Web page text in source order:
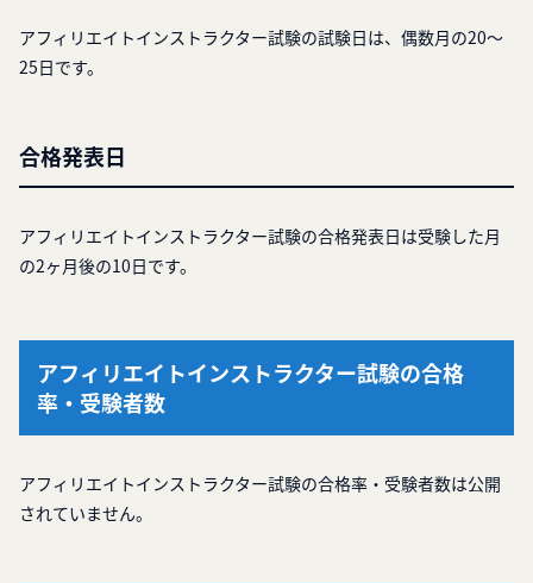
アフィリエイトインストラクター試験の試験日は、偶数月の20～
25日です。
合格発表日
アフィリエイトインストラクター試験の合格発表日は受験した月
の2ヶ月後の10日です。
アフィリエイトインストラクター試験の合格
率・受験者数
アフィリエイトインストラクター試験の合格率・受験者数は公開
されていません。